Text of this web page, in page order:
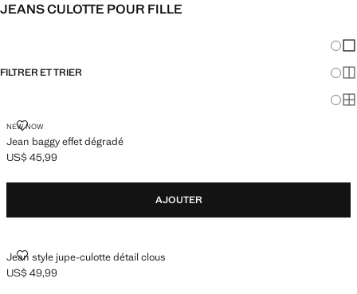
JEANS CULOTTE POUR FILLE
FILTRER ET TRIER
NEW NOW
Jean baggy effet dégradé
JEAN BAGGY EFFET DÉGRADÉ
Prix actuel [US$ 45,99 ]
US$ 45,99
AJOUTER
Jean style jupe-culotte détail clous
JEAN STYLE JUPE-CULOTTE DÉTAIL CLOUS
Prix actuel [US$ 49,99 ]
US$ 49,99